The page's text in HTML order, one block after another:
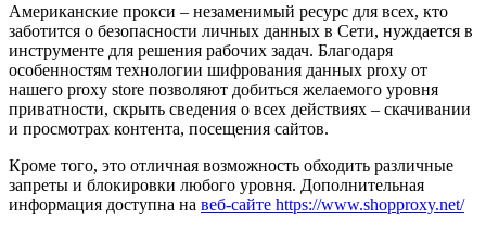
Американские прокси – незаменимый ресурс для всех, кто
заботится о безопасности личных данных в Сети, нуждается в
инструменте для решения рабочих задач. Благодаря
особенностям технологии шифрования данных proxy от
нашего proxy store позволяют добиться желаемого уровня
приватности, скрыть сведения о всех действиях – скачивании
и просмотрах контента, посещения сайтов.
Кроме того, это отличная возможность обходить различные
запреты и блокировки любого уровня. Дополнительная
информация доступна на веб-сайте https://www.shopproxy.net/